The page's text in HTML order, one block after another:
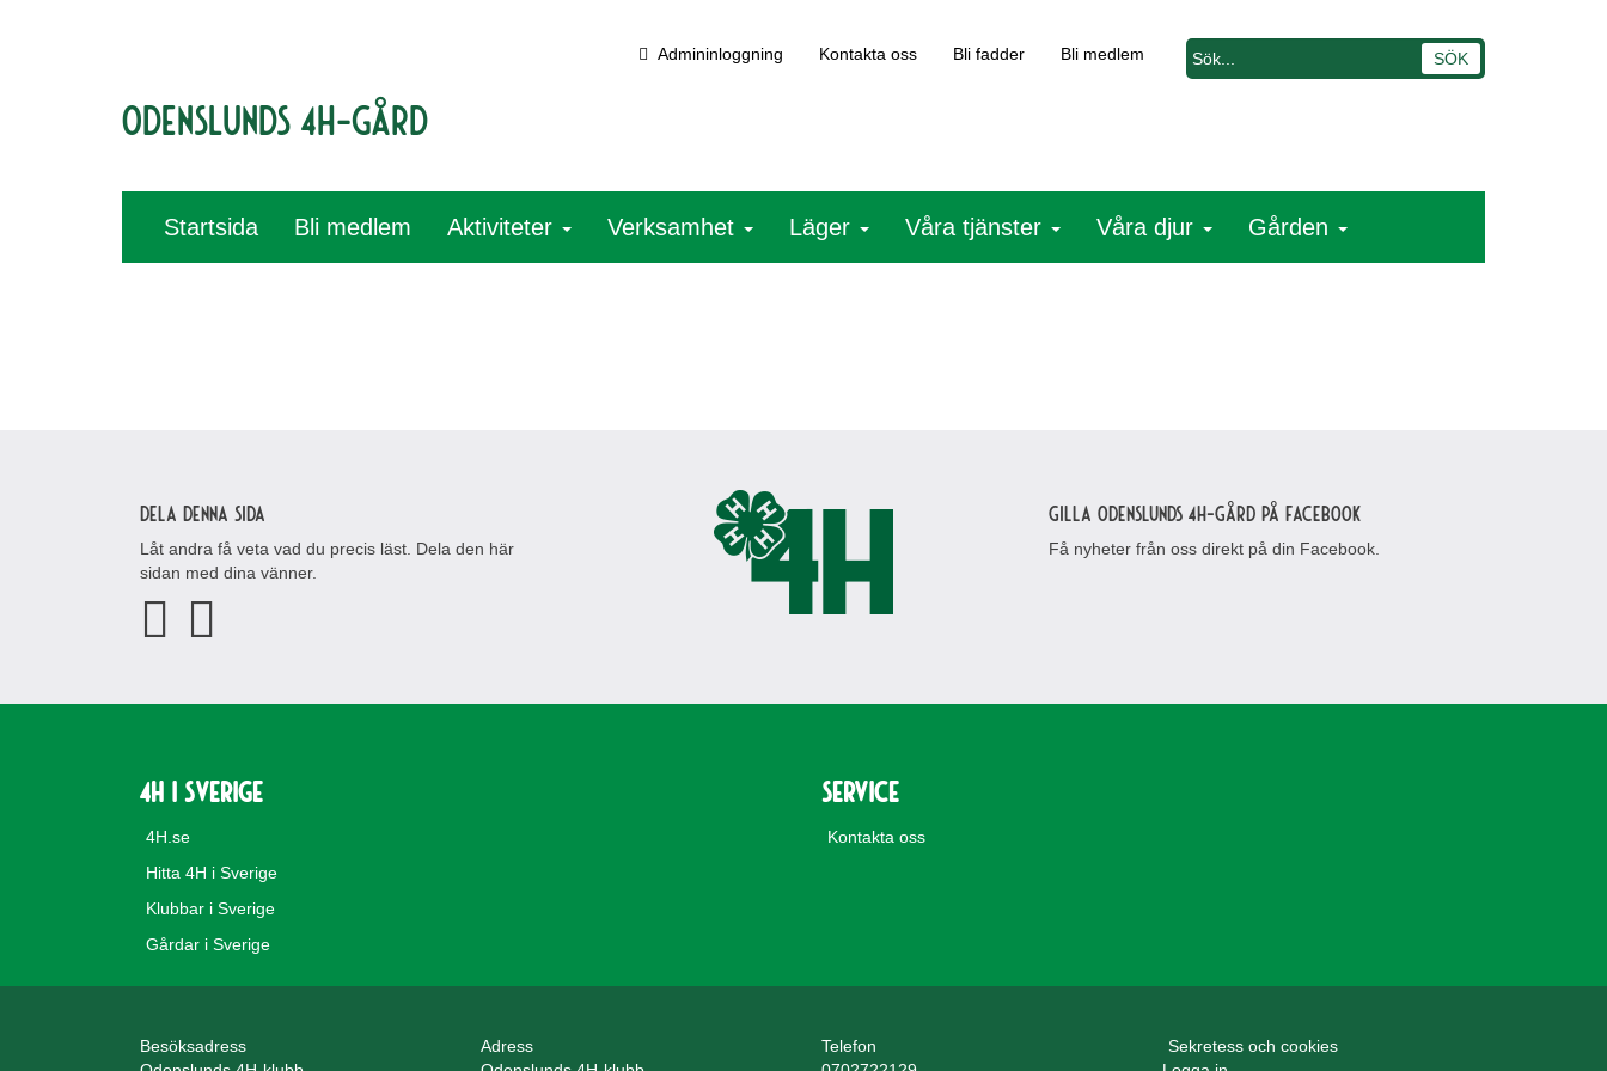
Odenslunds 4H-gård
Admininloggning Kontakta oss Bli fadder Bli medlem
Startsida Bli medlem Aktiviteter Verksamhet Läger Våra tjänster Våra djur Gården
Dela denna sida
Låt andra få veta vad du precis läst. Dela den här
sidan med dina vänner.
Gilla Odenslunds 4H-gård på Facebook
Få nyheter från oss direkt på din Facebook.
4H i Sverige
4H.se
Hitta 4H i Sverige
Klubbar i Sverige
Gårdar i Sverige
Service
Kontakta oss
Besöksadress
Adress
Telefon
Sekretess och cookies